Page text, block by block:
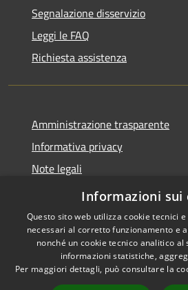
Segnalazione disservizio
Leggi le FAQ
Richiesta assistenza
Amministrazione trasparente
Informativa privacy
Note legali
Dichiarazione di Accessibilità
Accessibilità
Informazioni sui
Questo sito web utilizza cookie tecnici
necessari al corretto funzionamento e
nonché un cookie tecnico analitico
informazioni statistiche,
Per maggiori dettagli, può consultare la